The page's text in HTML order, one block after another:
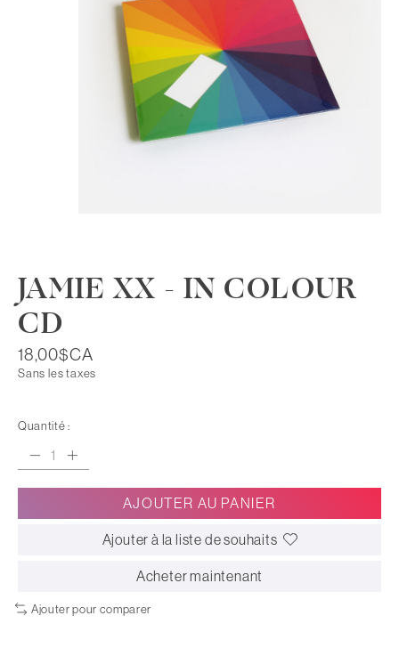
JAMIE XX - IN COLOUR
CD
18,00$CA
Sans les taxes
Quantité :
AJOUTER AU PANIER
Ajouter à la liste de souhaits
Acheter maintenant
Ajouter pour comparer